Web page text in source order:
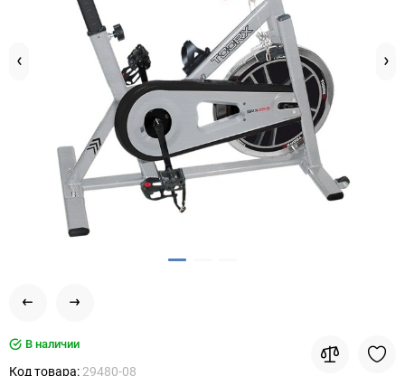
В наличии
Код товара: 29480-08